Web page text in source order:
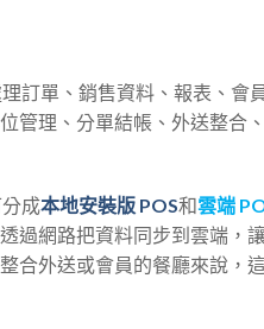
訂單、銷售資料、報表、會
管理、分單結帳、外送整合
成本地安裝版 POS和雲端
過網路把資料同步到雲端，
合外送或會員的餐廳來說，